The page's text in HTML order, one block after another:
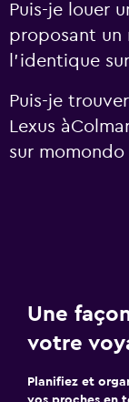
Puis-je louer
proposant un
l'identique
Puis-je
Lexus
sur momondo
Une
votre
Planifiez et